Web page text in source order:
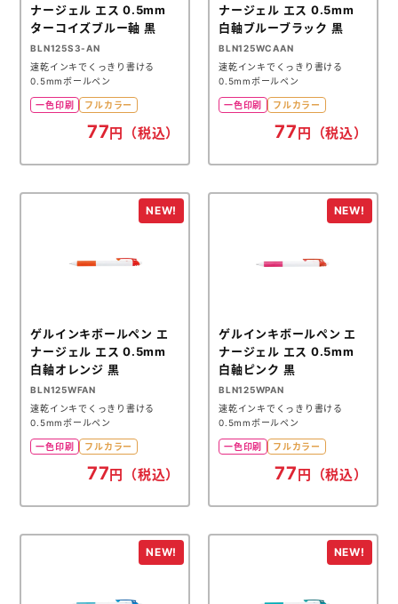
ナージェル エス 0.5mm
ターコイズブルー軸 黒
BLN125S3-AN
速乾インキでくっきり書ける
0.5mmボールペン
一色印刷 フルカラー
77円（税込）
ナージェル エス 0.5mm
白軸ブルーブラック 黒
BLN125WCAAN
速乾インキでくっきり書ける
0.5mmボールペン
一色印刷 フルカラー
77円（税込）
ゲルインキボールペン エ
ナージェル エス 0.5mm
白軸オレンジ 黒
BLN125WFAN
速乾インキでくっきり書ける
0.5mmボールペン
一色印刷 フルカラー
77 円（税込）
ゲルインキボールペン エ
ナージェル エス 0.5mm
白軸ピンク 黒
BLN125WPAN
速乾インキでくっきり書ける
0.5mmボールペン
一色印刷 フルカラー
77 円（税込）